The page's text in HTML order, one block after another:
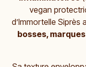
vegan
d’Immortelle Siprès
bosses,